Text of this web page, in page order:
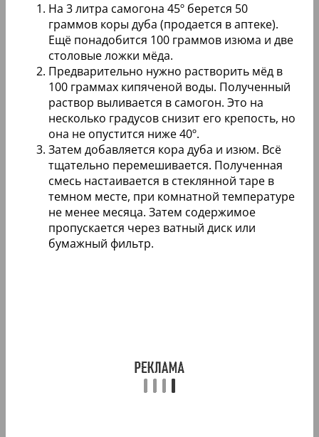
На 3 литра самогона 45º берется 50
граммов коры дуба (продается в аптеке).
Ещё понадобится 100 граммов изюма и две
столовые ложки мёда.
Предварительно нужно растворить мёд в
100 граммах кипяченой воды. Полученный
раствор выливается в самогон. Это на
несколько градусов снизит его крепость, но
она не опустится ниже 40º.
Затем добавляется кора дуба и изюм. Всё
тщательно перемешивается. Полученная
смесь настаивается в стеклянной таре в
темном месте, при комнатной температуре
не менее месяца. Затем содержимое
пропускается через ватный диск или
бумажный фильтр.